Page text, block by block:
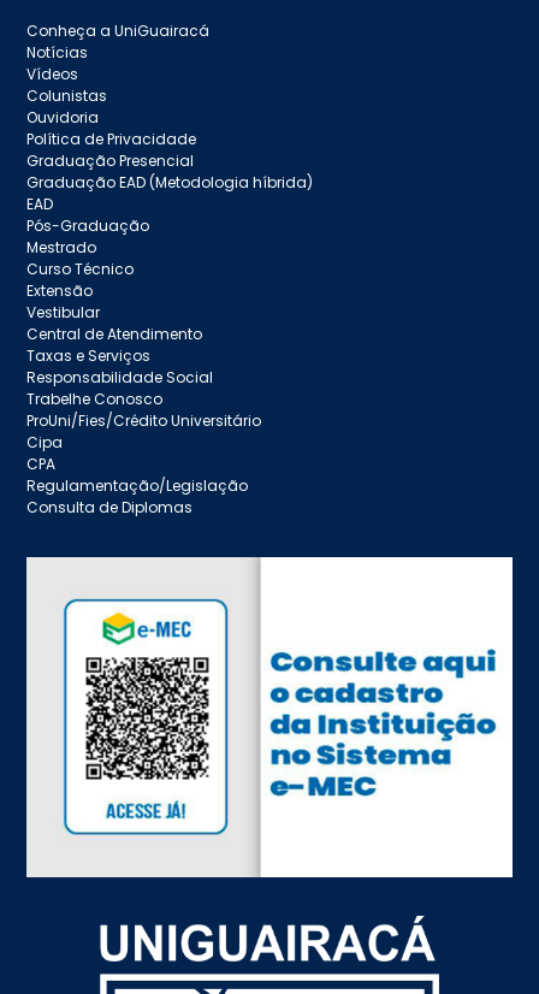
Conheça a UniGuairacá
Notícias
Vídeos
Colunistas
Ouvidoria
Política de Privacidade
Graduação Presencial
Graduação EAD (Metodologia híbrida)
EAD
Pós-Graduação
Mestrado
Curso Técnico
Extensão
Vestibular
Central de Atendimento
Taxas e Serviços
Responsabilidade Social
Trabelhe Conosco
ProUni/Fies/Crédito Universitário
Cipa
CPA
Regulamentação/Legislação
Consulta de Diplomas